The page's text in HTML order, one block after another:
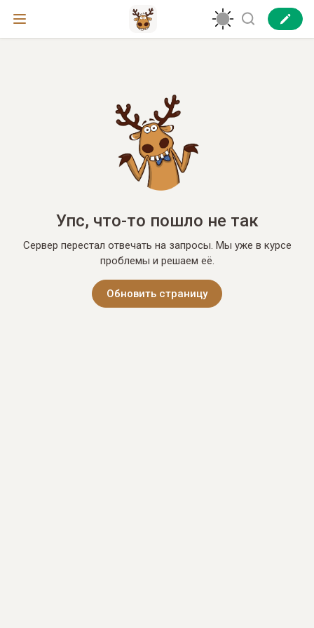
Упс, что-то пошло не так
Сервер перестал отвечать на запросы. Мы уже в курсе
проблемы и решаем её.
Обновить страницу